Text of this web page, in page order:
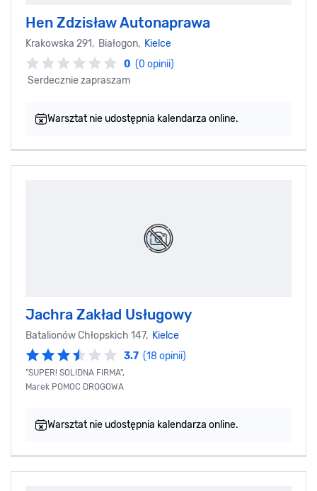
Hen Zdzisław Autonaprawa
Krakowska 291, Białogon, Kielce
0 (0 opinii)
Serdecznie zapraszam
Warsztat nie udostępnia kalendarza online.
Jachra Zakład Usługowy
Batalionów Chłopskich 147, Kielce
3.7 (18 opinii)
"SUPER! SOLIDNA FIRMA",
Marek POMOC DROGOWA
Warsztat nie udostępnia kalendarza online.